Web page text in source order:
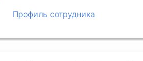
Профиль сотрудника